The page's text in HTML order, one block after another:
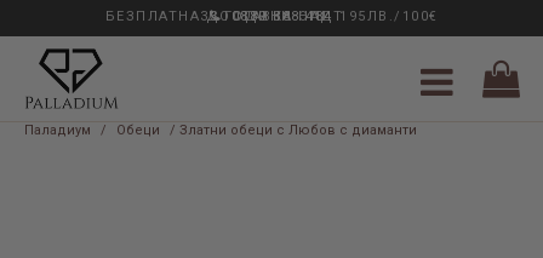
33 ГОДИНИ ОПИТ
БЕЗПЛАТНА ДОСТАВКА НАД 195ЛВ./100€
0889 888 484
Паладиум / Обеци / Златни обеци с Любов с диаманти